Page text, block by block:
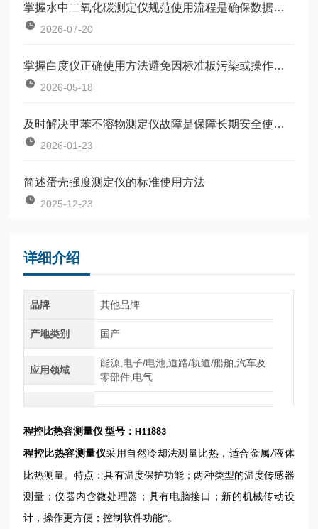
掌握水中二氧化碳测定仪规范使用流程是确保数据准确可靠的前提
2026-07-20
掌握白度仪正确使用方法避免因标准板污染或操作不规范引入误差
2026-05-18
及时解决甲苯不溶物测定仪故障是保障长期安全使用的关键
2026-01-23
简述蛋壳强度测定仪的标准使用方法
2025-12-23
详细介绍
品牌 其他品牌
产地类别 国产
应用领域
能源,电子/电池,道路/轨道/船舶,汽车及
零部件,电气
程控 比热容测量仪 型号：H11883
程控 比热容测量仪采用自然冷却法测量比热，适合金属/液体
比热测量。特点：具有温度保护功能；两种类型的温度传感器
测量；仪器内含微处理器；具有电脑接口；新的机械传动设
计，操作更方便；控制软件功能*。